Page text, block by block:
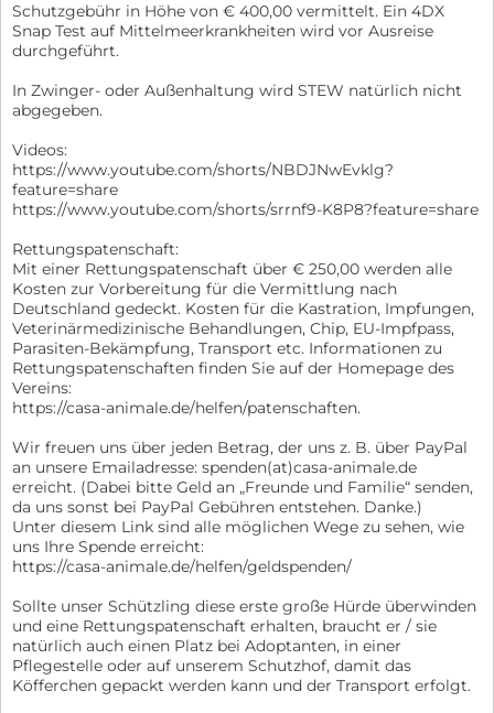
Schutzgebühr in Höhe von € 400,00 vermittelt. Ein 4DX
Snap Test auf Mittelmeerkrankheiten wird vor Ausreise
durchgeführt.
In Zwinger- oder Außenhaltung wird STEW natürlich nicht
abgegeben.
Videos:
https://www.youtube.com/shorts/NBDJNwEvklg?
feature=share
https://www.youtube.com/shorts/srrnf9-K8P8?feature=share
Rettungspatenschaft:
Mit einer Rettungspatenschaft über € 250,00 werden alle
Kosten zur Vorbereitung für die Vermittlung nach
Deutschland gedeckt. Kosten für die Kastration, Impfungen,
Veterinärmedizinische Behandlungen, Chip, EU-Impfpass,
Parasiten-Bekämpfung, Transport etc. Informationen zu
Rettungspatenschaften finden Sie auf der Homepage des
Vereins:
https://casa-animale.de/helfen/patenschaften.
Wir freuen uns über jeden Betrag, der uns z. B. über PayPal
an unsere Emailadresse: spenden(at)casa-animale.de
erreicht. (Dabei bitte Geld an „Freunde und Familie“ senden,
da uns sonst bei PayPal Gebühren entstehen. Danke.)
Unter diesem Link sind alle möglichen Wege zu sehen, wie
uns Ihre Spende erreicht:
https://casa-animale.de/helfen/geldspenden/
Sollte unser Schützling diese erste große Hürde überwinden
und eine Rettungspatenschaft erhalten, braucht er / sie
natürlich auch einen Platz bei Adoptanten, in einer
Pflegestelle oder auf unserem Schutzhof, damit das
Köfferchen gepackt werden kann und der Transport erfolgt.